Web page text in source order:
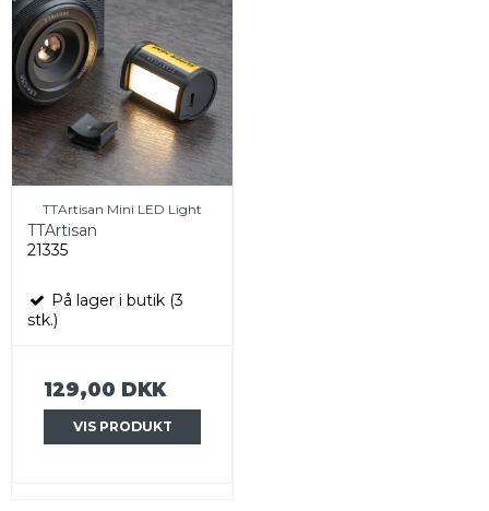
TTArtisan Mini LED Light
TTArtisan
21335
På lager i butik (3
stk.)
129,00 DKK
VIS PRODUKT